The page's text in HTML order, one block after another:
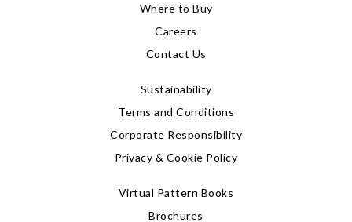
Where to Buy
Careers
Contact Us
Sustainability
Terms and Conditions
Corporate Responsibility
Privacy & Cookie Policy
Virtual Pattern Books
Brochures